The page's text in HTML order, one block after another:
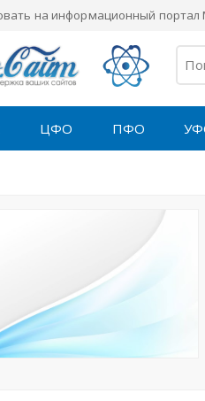
на информационный
ЦФО ПФО